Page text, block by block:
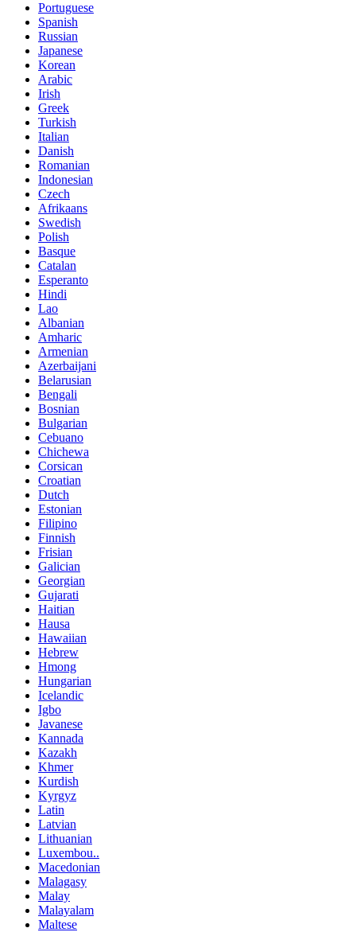
Portuguese
Spanish
Russian
Japanese
Korean
Arabic
Irish
Greek
Turkish
Italian
Danish
Romanian
Indonesian
Czech
Afrikaans
Swedish
Polish
Basque
Catalan
Esperanto
Hindi
Lao
Albanian
Amharic
Armenian
Azerbaijani
Belarusian
Bengali
Bosnian
Bulgarian
Cebuano
Chichewa
Corsican
Croatian
Dutch
Estonian
Filipino
Finnish
Frisian
Galician
Georgian
Gujarati
Haitian
Hausa
Hawaiian
Hebrew
Hmong
Hungarian
Icelandic
Igbo
Javanese
Kannada
Kazakh
Khmer
Kurdish
Kyrgyz
Latin
Latvian
Lithuanian
Luxembou..
Macedonian
Malagasy
Malay
Malayalam
Maltese